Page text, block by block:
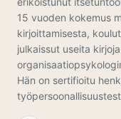
15 vuoden kokemus
kirjoittamisesta,
julkaissut useita
Hän on sertifioitu